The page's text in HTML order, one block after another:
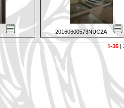
20160600573NUC2A
1-35|